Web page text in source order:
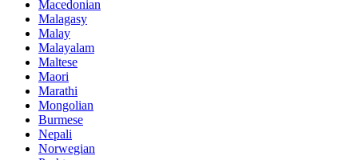
Macedonian
Malagasy
Malay
Malayalam
Maltese
Maori
Marathi
Mongolian
Burmese
Nepali
Norwegian